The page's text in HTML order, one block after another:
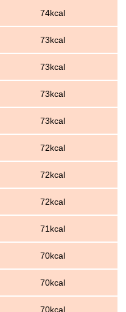
74kcal
73kcal
73kcal
73kcal
73kcal
72kcal
72kcal
72kcal
71kcal
70kcal
70kcal
70kcal